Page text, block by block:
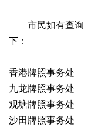
市民如有查询
下：
香港牌照事务
九龙牌照事务
观塘牌照事务
沙田牌照事务